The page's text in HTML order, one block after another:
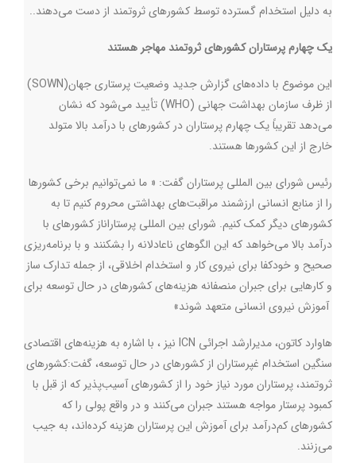
به دلیل استخدام گسترده توسط کشورهای ثروتمند از دست می‌دهند..
یک چهارم پرستاران کشورهای ثروتمند مهاجر هستند
این موضوع با داده‌های گزارش جدید وضعیت پرستاری جهان(SOWN)
از ظرف سازمان بهداشت جهانی (WHO)تأیید می‌شود که نشان
می‌دهد تقریباً یک چهارم پرستاران در کشورهای با درآمد بالا متولد
خارج از این کشورها هستند.
رئیس شورای بین المللی پرستاران گفت: « ما نمی‌توانیم برخی کشورها
را از منابع انسانی ارزشمند مراقبت‌های بهداشتی محروم کنیم تا به
کشورهای دیگر کمک کنیم. شورای بین المللی پرستاراناز کشورهای با
درآمد بالا می‌خواهد که این الگوهای ناعادلانه را بشکنند و با برنامه‌ریزی
صحیح و خودکفا برای نیروی کار و استخدام اخلاقی، از جمله تدارک ساز
و کارهایی برای جبران منصفانه هزینه‌های کشورهای در حال توسعه برای
آموزش نیروی انسانی متعهد شوند»
هاوارد کاتون، مدیرارشد اجرائی ICN نیز ، با اشاره به هزینه‌های اقتصادی
سنگین استخدام غپرستاران از کشورهای در حال توسعه، گفت:کشورهای
ثروتمند، پرستاران مورد نیاز خود را از کشورهای آسیب‌پذیر که از قبل با
کمبود پرستار مواجه هستند جبران می‌کنند و در واقع پولی را که
کشورهای کم‌درآمد برای آموزش این پرستاران هزینه کرده‌اند، به جیب
می‌زنند.